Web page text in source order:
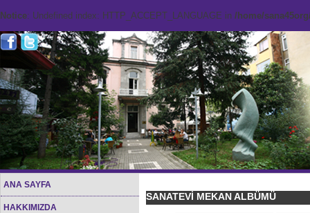
Notice: Undefined index: HTTP_ACCEPT_LANGUAGE in /home/
ANA SAYFA
HAKKIMIZDA
SANATEVİ MEKAN ALBÜMÜ